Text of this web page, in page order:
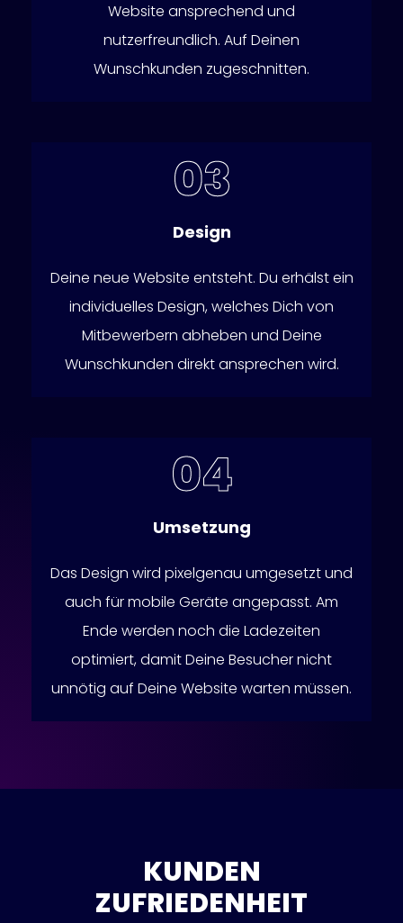
Website ansprechend und
nutzerfreundlich. Auf Deinen
Wunschkunden zugeschnitten.
Design
Deine neue Website entsteht. Du erhälst ein
individuelles Design, welches Dich von
Mitbewerbern abheben und Deine
Wunschkunden direkt ansprechen wird.
Umsetzung
Das Design wird pixelgenau umgesetzt und
auch für mobile Geräte angepasst. Am
Ende werden noch die Ladezeiten
optimiert, damit Deine Besucher nicht
unnötig auf Deine Website warten müssen.
KUNDEN
ZUFRIEDENHEIT